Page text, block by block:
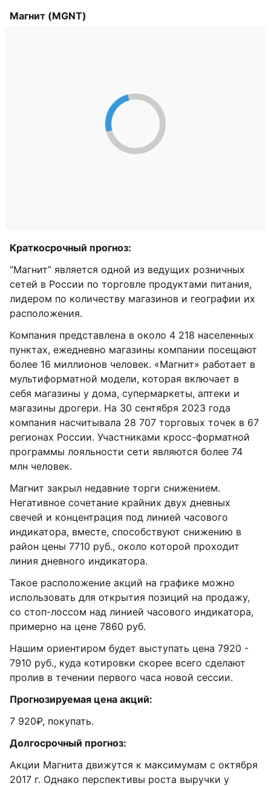
Магнит (MGNT)
Краткосрочный прогноз:
“Магнит” является одной из ведущих розничных
сетей в России по торговле продуктами питания,
лидером по количеству магазинов и географии их
расположения.
Компания представлена в около 4 218 населенных
пунктах, ежедневно магазины компании посещают
более 16 миллионов человек. «Магнит» работает в
мультиформатной модели, которая включает в
себя магазины у дома, супермаркеты, аптеки и
магазины дрогери. На 30 сентября 2023 года
компания насчитывала 28 707 торговых точек в 67
регионах России. Участниками кросс-форматной
программы лояльности сети являются более 74
млн человек.
Магнит закрыл недавние торги снижением.
Негативное сочетание крайних двух дневных
свечей и концентрация под линией часового
индикатора, вместе, способствуют снижению в
район цены 7710 руб., около которой проходит
линия дневного индикатора.
Такое расположение акций на графике можно
использовать для открытия позиций на продажу,
со стоп-лоссом над линией часового индикатора,
примерно на цене 7860 руб.
Нашим ориентиром будет выступать цена 7920 -
7910 руб., куда котировки скорее всего сделают
пролив в течении первого часа новой сессии.
Прогнозируемая цена акций:
7 920₽, покупать.
Долгосрочный прогноз:
Акции Магнита движутся к максимумам с октября
2017 г. Однако перспективы роста выручки у